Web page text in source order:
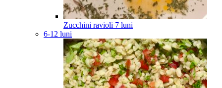
Zucchini ravioli 7 luni
6-12 luni